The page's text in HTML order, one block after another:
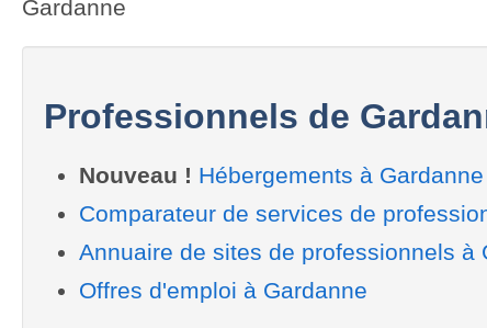
Gardanne
Professionnels de
Nouveau ! Hébergements à Gardanne
Comparateur de services de
Annuaire de sites de professionnels à
Offres d'emploi à Gardanne